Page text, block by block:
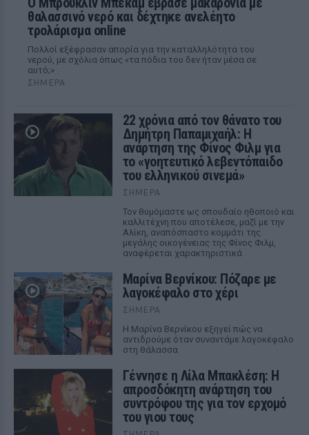
θαλασσινό νερό και δέχτηκε ανελέητο
τρολάρισμα online
Πολλοί εξέφρασαν απορία για την καταλληλότητα του
νερού, με σχόλια όπως «τα πόδια του δεν ήταν μέσα σε
αυτό;»
ΣΉΜΕΡΑ
22 χρόνια από τον θάνατο του
Δημήτρη Παπαμιχαήλ: Η
ανάρτηση της Φίνος Φιλμ για
το «γοητευτικό λεβεντόπαιδο
του ελληνικού σινεμά»
ΣΉΜΕΡΑ
Τον θυμόμαστε ως σπουδαίο ηθοποιό και
καλλιτέχνη που αποτέλεσε, μαζί με την
Αλίκη, αναπόσπαστο κομμάτι της
μεγάλης οικογένειας της Φίνος Φιλμ,
αναφέρεται χαρακτηριστικά
Μαρίνα Βερνίκου: Πόζαρε με
λαγοκέφαλο στο χέρι
ΣΉΜΕΡΑ
Η Μαρίνα Βερνίκου εξηγεί πώς να
αντιδρούμε όταν συναντάμε λαγοκέφαλο
στη θάλασσα
Γέννησε η Λίλα Μπακλέση: Η
απροσδόκητη ανάρτηση του
συντρόφου της για τον ερχομό
του γιου τους